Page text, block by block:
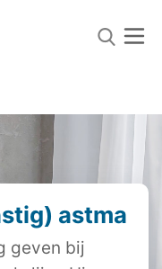
astma
geven bij